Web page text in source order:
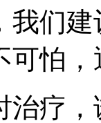
我们
可怕
疗，